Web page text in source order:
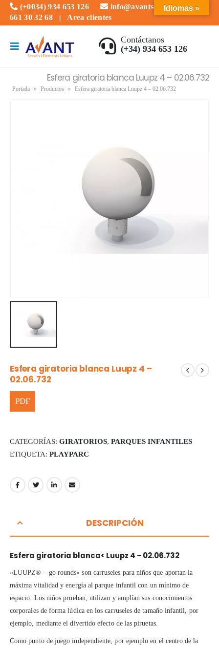
(+0034) 934 653 126
info@avantserveis.com
661 30 32 68 | Area clientes
Contáctanos
(+34) 934 653 126
Esfera giratoria blanca Luupz 4 – 02.06.732
Portada » Productos » Esfera giratoria blanca Luupz 4 – 02.06.732
Esfera giratoria blanca Luupz 4 –
02.06.732
CATEGORÍAS: GIRATORIOS, PARQUES INFANTILES
ETIQUETA: PLAYPARC
DESCRIPCIÓN
Esfera giratoria blanca< Luupz 4 - 02.06.732
«LUUPZ® – go rounds» son carruseles para niños que aportan la
máxima vitalidad y energía al parque infantil con un mínimo de
espacio. Los niños prueban, utilizan y amplían sus conocimientos
corporales de forma lúdica en los carruseles de tamaño infantil, por
ejemplo, mediante el divertido efecto de las piruetas.
Como punto de juego independiente, por ejemplo en el centro de la
Idiomas »